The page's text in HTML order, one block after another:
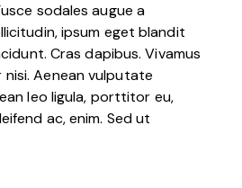
sodales augue a
ipsum eget blandit
Cras dapibus. Vivamus
Aenean vulputate
leo ligula, porttitor eu,
ac, enim. Sed ut